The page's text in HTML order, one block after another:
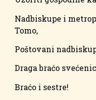
Nadbiskupe i
Tomo,
Poštovani
Draga braćo
Braćo i sestre!